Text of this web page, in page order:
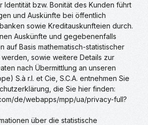
Identität bzw. Bonität des Kunden führt
und Auskünfte bei öffentlich
sowie Kreditauskunfteien durch.
Auskünfte und gegebenenfalls
auf Basis mathematisch-statistischer
sowie weitere Details zur
nach Übermittlung an unseren
S.à r.l. et Cie, S.C.A. entnehmen Sie
die Sie hier finden:
de/webapps/mpp/ua/privacy-full?
über die statistische